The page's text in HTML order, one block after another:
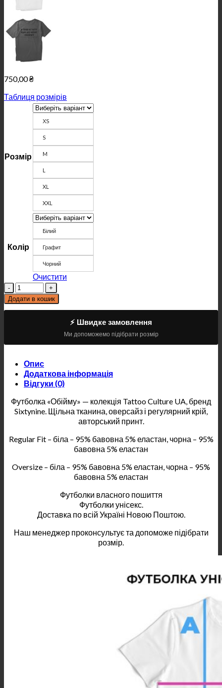
750,00₴
Таблиця розмірів
Розмір
ХS
S
M
L
XL
XXL
Колір
Білий
Графит
Чорний
Очистити
Кількість
Додати в кошик
⚡ Швидке замовлення
Ми допоможемо підібрати розмір
Опис
Додаткова інформація
Відгуки (0)
Футболка «Обійму» — колекція Tattoo Culture UA, бренд
Sixtynine. Щільна тканина, оверсайз і регулярний крій,
авторський принт.
Regular Fit – біла – 95% бавовна 5% еластан, чорна – 95%
бавовна 5% еластан
Oversize – біла – 95% бавовна 5% еластан, чорна – 95%
бавовна 5% еластан
Футболки власного пошиття
Футболки унісекс.
Доставка по всій Україні Новою Поштою.
Наш менеджер проконсультує та допоможе підібрати
розмір.